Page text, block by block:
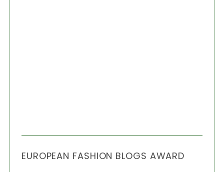
EUROPEAN FASHION BLOGS AWARD